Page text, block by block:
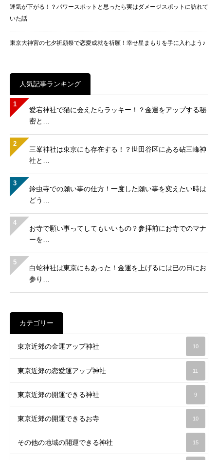
運気が下がる！？パワースポットと思ったら実はダメージスポットに訪れて
いた話
東京大神宮の七夕祈願祭で恋愛成就を祈願！幸せ星まもりを手に入れよう♪
人気記事ランキング
1
愛宕神社で猫に会えたらラッキー！？金運をアップする秘
密と…
2
三峯神社は東京にも存在する！？世田谷区にある砧三峰神
社と…
3
鈴虫寺での願い事の仕方！一度した願い事を変えたい時は
どう…
4
お寺で願い事ってしてもいいもの？参拝前にお寺でのマナ
ーを…
5
白蛇神社は東京にもあった！金運を上げるには巳の日にお
参り…
カテゴリー
東京近郊の金運アップ神社 10
東京近郊の恋愛運アップ神社 11
東京近郊の開運できる神社 9
東京近郊の開運できるお寺 10
その他の地域の開運できる神社 15